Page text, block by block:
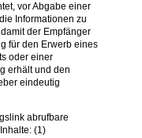
vor Abgabe einer
Informationen zu
der Empfänger
für den Erwerb eines
oder einer
erhält und den
eindeutig
abrufbare
(1)